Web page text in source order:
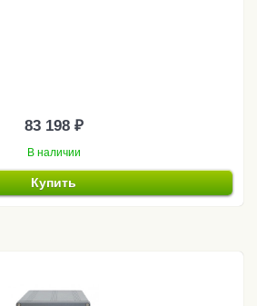
83 198 ₽
В наличии
Купить